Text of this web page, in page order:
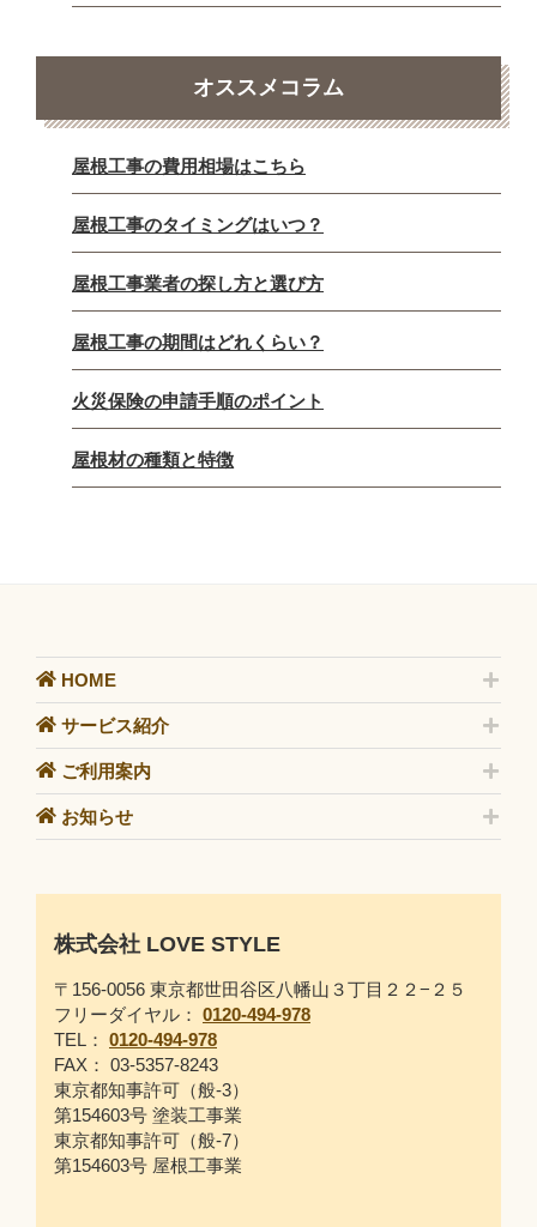
オススメコラム
屋根工事の費用相場はこちら
屋根工事のタイミングはいつ？
屋根工事業者の探し方と選び方
屋根工事の期間はどれくらい？
火災保険の申請手順のポイント
屋根材の種類と特徴
HOME
サービス紹介
ご利用案内
お知らせ
株式会社 LOVE STYLE
〒156-0056 東京都世田谷区八幡山３丁目２２−２５
フリーダイヤル： 0120-494-978
TEL： 0120-494-978
FAX： 03-5357-8243
東京都知事許可（般-3）
第154603号 塗装工事業
東京都知事許可（般-7）
第154603号 屋根工事業